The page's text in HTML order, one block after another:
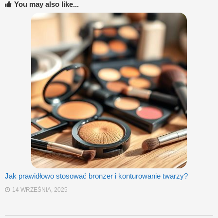
You may also like...
Jak prawidłowo stosować bronzer i konturowanie twarzy?
14 WRZEŚNIA, 2025